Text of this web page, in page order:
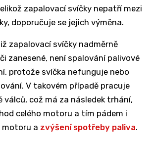
zapalovací svíčky nepatří mezi
doporučuje se jejich výměna.
zapalovací svíčky nadměrně
zanesené, není spalování palivové
protože svíčka nefunguje nebo
V takovém případě pracuje
válců, což má za následek trhání,
celého motoru a tím pádem i
motoru a zvýšení spotřeby paliva.